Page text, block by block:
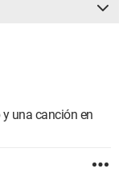
una canción en